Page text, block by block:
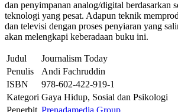
dan penyimpanan analog/digital berdasarkan
teknologi yang pesat. Adapun teknik
dan televisi dengan proses penyiaran yang
akan melengkapi keberadaan buku ini.
Judul
Journalism Today
Penulis
Andi Fachruddin
ISBN
978-602-422-919-1
Kategori Gaya Hidup, Sosial dan Psikologi
Penerbit Prenadamedia Group